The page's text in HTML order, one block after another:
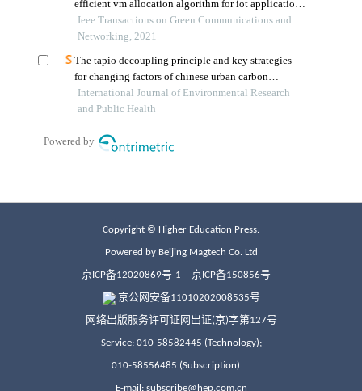
Copyright © Higher Education Press.
Powered by Beijing Magtech Co. Ltd
京ICP备12020869号-1 京ICP备150856号
京公网安备11010202008535号
网络出版服务许可证网出证(京)字第127号
Service: 010-58582445 (Technology);
010-58556485 (Subscription)
E-mail: subscribe@hep.com.cn